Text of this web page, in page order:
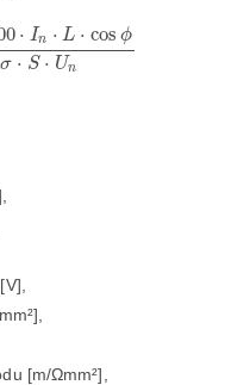
⋅ In ⋅ L ⋅ cos ϕ
σ ⋅ S ⋅ Un
⋅L cos ϕσ n
[m/Ωmm²],